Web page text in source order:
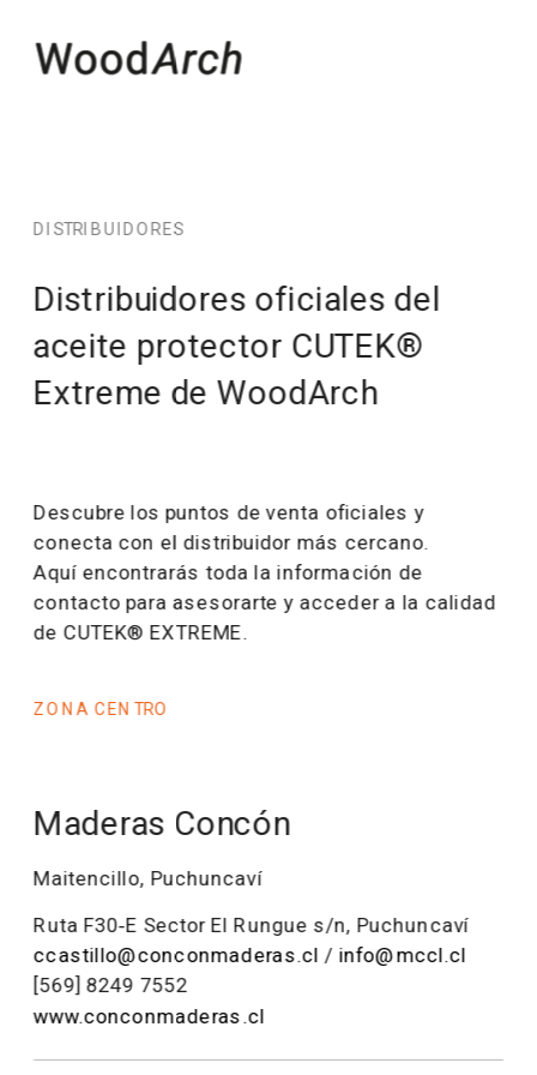
DISTRIBUIDORES
Distribuidores oficiales del
aceite protector CUTEK®
Extreme de WoodArch
Descubre los puntos de venta oficiales y
conecta con el distribuidor más cercano.
Aquí encontrarás toda la información de
contacto para asesorarte y acceder a la calidad
de CUTEK® EXTREME.
ZONA CENTRO
Maderas Concón
Maitencillo, Puchuncaví
Ruta F30‑E Sector El Rungue s/n, Puchuncaví
ccastillo@conconmaderas.cl / info@mccl.cl
[569] 8249 7552
www.conconmaderas.cl